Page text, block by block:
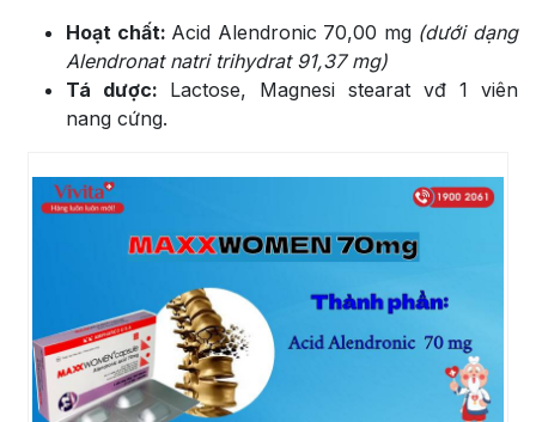
Hoạt chất: Acid Alendronic 70,00 mg (dưới dạng
Alendronat natri trihydrat 91,37 mg)
Tá dược: Lactose, Magnesi stearat vđ 1 viên
nang cứng.